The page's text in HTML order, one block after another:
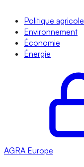
Politique agricole
Environnement
Économie
Énergie
AGRA Europe